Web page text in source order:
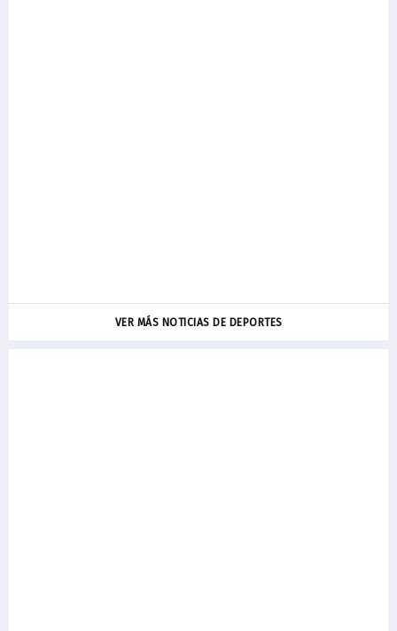
VER MÁS NOTICIAS DE DEPORTES